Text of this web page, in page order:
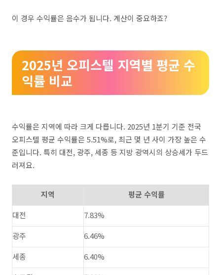
이 경우 수익률은 음수가 됩니다. 계산이 중요하죠?
2025년 오피스텔 지역별 평균 수
익률 비교
수익률은 지역에 따라 크게 다릅니다. 2025년 1분기 기준 전국
오피스텔 평균 수익률은 5.51%로, 최근 몇 년 사이 가장 높은 수
준입니다. 특히 대전, 광주, 세종 등 지방 광역시의 상승세가 두드
러져요.
지역
평균 수익률
대전
7.83%
광주
6.46%
세종
6.40%